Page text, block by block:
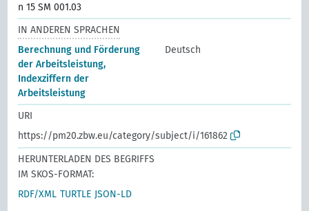
n 15 SM 001.03
IN ANDEREN SPRACHEN
Berechnung und Förderung
der Arbeitsleistung,
Indexziffern der
Arbeitsleistung
Deutsch
URI
https://pm20.zbw.eu/category/subject/i/161862
HERUNTERLADEN DES BEGRIFFS
IM SKOS-FORMAT:
RDF/XML TURTLE JSON-LD